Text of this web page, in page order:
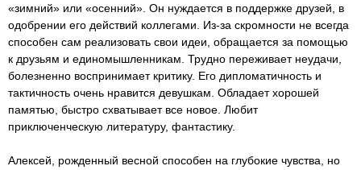
«зимний» или «осенний». Он нуждается в поддержке друзей, в
одобрении его действий коллегами. Из-за скромности не всегда
способен сам реализовать свои идеи, обращается за помощью
к друзьям и единомышленникам. Трудно переживает неудачи,
болезненно воспринимает критику. Его дипломатичность и
тактичность очень нравится девушкам. Обладает хорошей
памятью, быстро схватывает все новое. Любит
приключенческую литературу, фантастику.
Алексей, рожденный весной способен на глубокие чувства, но